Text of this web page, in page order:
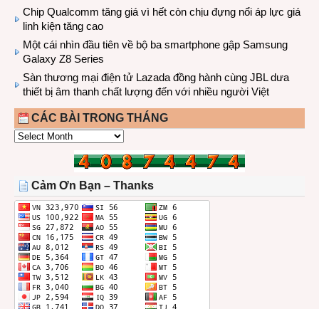
Chip Qualcomm tăng giá vì hết còn chịu đựng nổi áp lực giá
linh kiện tăng cao
Một cái nhìn đầu tiên về bộ ba smartphone gập Samsung
Galaxy Z8 Series
Sàn thương mại điện tử Lazada đồng hành cùng JBL dưa
thiết bị âm thanh chất lượng đến với nhiều người Việt
CÁC BÀI TRONG THÁNG
CÁC
THÁNG
Cảm Ơn Bạn – Thanks